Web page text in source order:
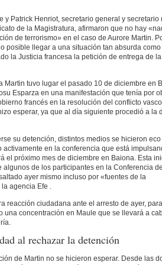
y Patrick Henriot, secretario general y secretario
de la Magistratura, afirmaron que no hay
de terrorismo» en el caso de Aurore Martin.
posible llegar a una situación tan absurda como
la Justicia francesa la petición de entrega de la
Martin tuvo lugar el pasado 10 de diciembre en
Esparza en una manifestación que tenía por
francés en la resolución del conflicto
esperar, ya que al día siguiente procedió a la
su detención, distintos medios se hicieron
activamente en la conferencia que está
el próximo mes de diciembre en Baiona. Esta
algunos de los participantes en la Conferencia de
ayer mismo incluso por «fuentes de la
agencia Efe .
reacción ciudadana ante el arresto de ayer,
una concentración en Maule que se llevará a
al rechazar la detención
de Martin no se hicieron esperar. Desde las